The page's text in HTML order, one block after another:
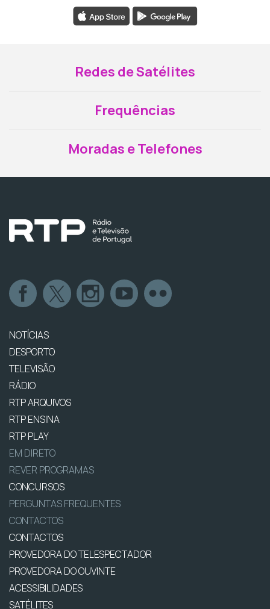
Redes de Satélites
Frequências
Moradas e Telefones
NOTÍCIAS
DESPORTO
TELEVISÃO
RÁDIO
RTP ARQUIVOS
RTP ENSINA
RTP PLAY
EM DIRETO
REVER PROGRAMAS
CONCURSOS
PERGUNTAS FREQUENTES
CONTACTOS
CONTACTOS
PROVEDORA DO TELESPECTADOR
PROVEDORA DO OUVINTE
ACESSIBILIDADES
SATÉLITES